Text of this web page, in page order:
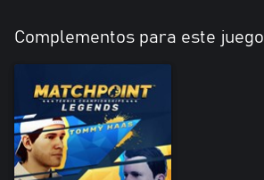
Complementos para este juego